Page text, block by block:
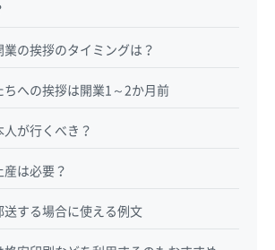
業の挨拶のタイミングは？
ちへの挨拶は開業1～2か月前
が行くべき？
産は必要？
送する場合に使える例文